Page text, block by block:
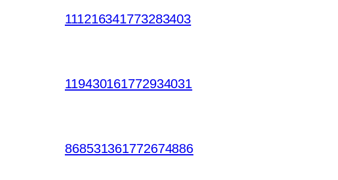
111216341773283403
119430161772934031
868531361772674886